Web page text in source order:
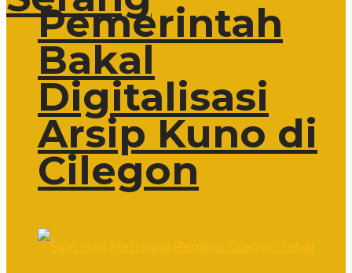
Pemerintah
Bakal
Digitalisasi
Arsip Kuno di
Cilegon